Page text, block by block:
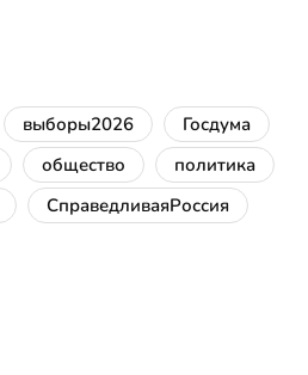
выборы2026
Госдума
общество
политика
СправедливаяРоссия